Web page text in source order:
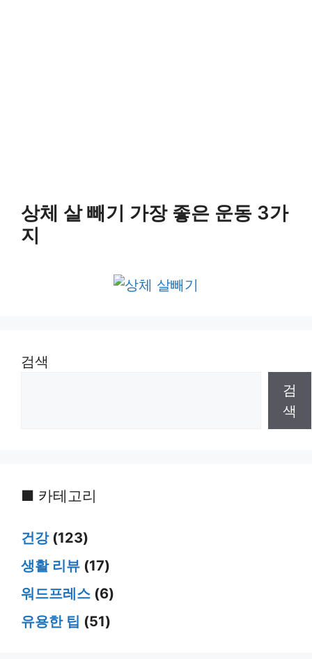
상체 살 빼기 가장 좋은 운동 3가
지
검색
검
색
■ 카테고리
건강(123)
생활 리뷰 (17)
워드프레스 (6)
유용한 팁 (51)